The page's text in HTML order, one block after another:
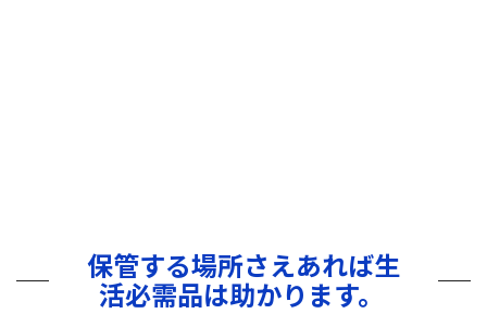
保管する場所さえあれば生
活必需品は助かります。